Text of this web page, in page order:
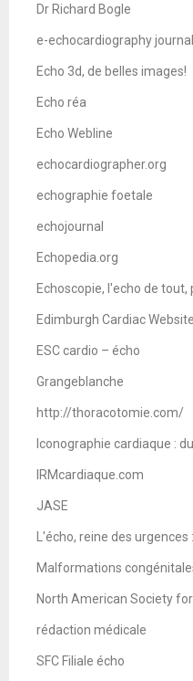
Dr Richard Bogle
e-echocardiography journal
Echo 3d, de belles images!
Echo réa
Echo Webline
echocardiographer.org
echographie foetale
echojournal
Echopedia.org
Echoscopie, l'echo de tout,
Edimburgh Cardiac Website
ESC cardio – écho
Grangeblanche
http://thoracotomie.com/
Iconographie cardiaque :
IRMcardiaque.com
JASE
L'écho, reine des
Malformations
North American Society
rédaction médicale
SFC Filiale écho